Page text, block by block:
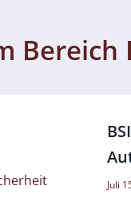
Bereich
Juli